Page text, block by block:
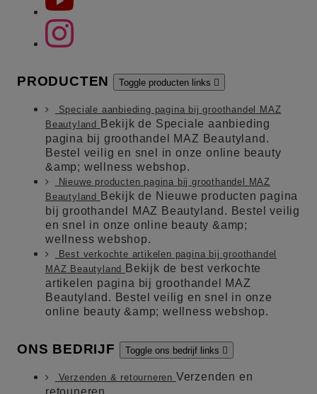
PRODUCTEN Toggle producten links 
Speciale aanbieding pagina bij groothandel MAZ
Beautyland
Bekijk de Speciale aanbieding
pagina bij groothandel MAZ Beautyland.
Bestel veilig en snel in onze online beauty
&amp; wellness webshop.
Nieuwe producten pagina bij groothandel MAZ
Beautyland
Bekijk de Nieuwe producten pagina
bij groothandel MAZ Beautyland. Bestel veilig
en snel in onze online beauty &amp;
wellness webshop.
Best verkochte artikelen pagina bij groothandel
MAZ Beautyland
Bekijk de best verkochte
artikelen pagina bij groothandel MAZ
Beautyland. Bestel veilig en snel in onze
online beauty &amp; wellness webshop.
ONS BEDRIJF Toggle ons bedrijf links 
Verzenden & retourneren Verzenden en
retouneren